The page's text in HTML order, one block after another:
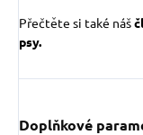
Přečtěte si také náš
psy.
Doplňkové